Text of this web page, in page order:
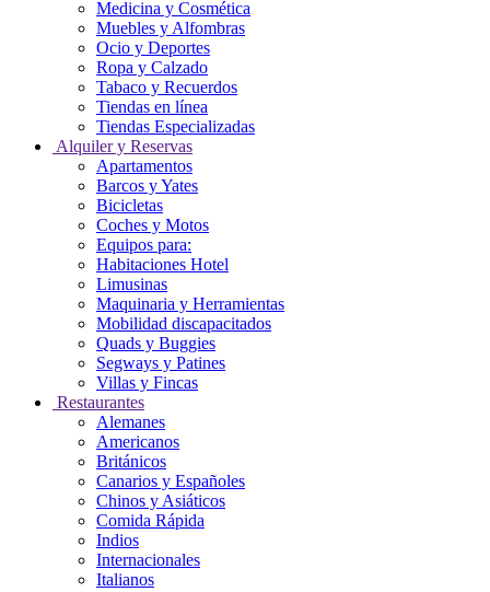
Medicina y Cosmética
Muebles y Alfombras
Ocio y Deportes
Ropa y Calzado
Tabaco y Recuerdos
Tiendas en línea
Tiendas Especializadas
Alquiler y Reservas
Apartamentos
Barcos y Yates
Bicicletas
Coches y Motos
Equipos para:
Habitaciones Hotel
Limusinas
Maquinaria y Herramientas
Mobilidad discapacitados
Quads y Buggies
Segways y Patines
Villas y Fincas
Restaurantes
Alemanes
Americanos
Británicos
Canarios y Españoles
Chinos y Asiáticos
Comida Rápida
Indios
Internacionales
Italianos